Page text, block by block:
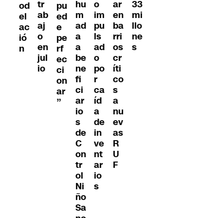
od
el
ac
ió
n
tr
ab
aj
o
en
jul
io
pu
ed
e
pe
rf
ec
ci
on
ar
”
hu
m
ad
a
a
be
ne
fi
ci
ar
io
s
de
C
on
tr
ol
Ni
ño
Sa
o
im
pu
ls
ad
o
po
r
ca
íd
a
de
in
ve
nt
ar
io
s
ar
en
ba
rri
os
cr
íti
co
s
a
nu
ev
as
R
U
F
33
mi
llo
ne
s